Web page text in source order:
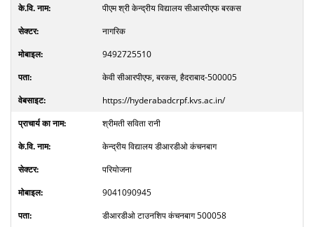
पीएम श्री केन्द्रीय विद्यालय सीआरपीएफ बरकस
नागरिक
9492725510
केवी सीआरपीएफ, बरकस, हैदराबाद-500005
https://hyderabadcrpf.kvs.ac.in/
श्रीमती सविता रानी
केन्द्रीय विद्यालय डीआरडीओ कंचनबाग
परियोजना
9041090945
डीआरडीओ टाउनशिप कंचनबाग 500058